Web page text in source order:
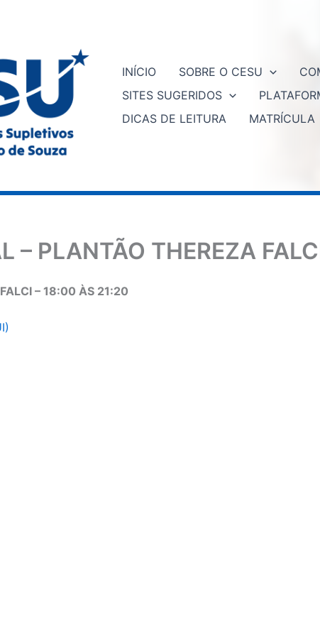
INÍCIO SOBRE O CESU
SITES SUGERIDOS
DICAS DE LEITURA
MATRÍCULA
– PLANTÃO THEREZA
– 18:00 ÀS 21:20